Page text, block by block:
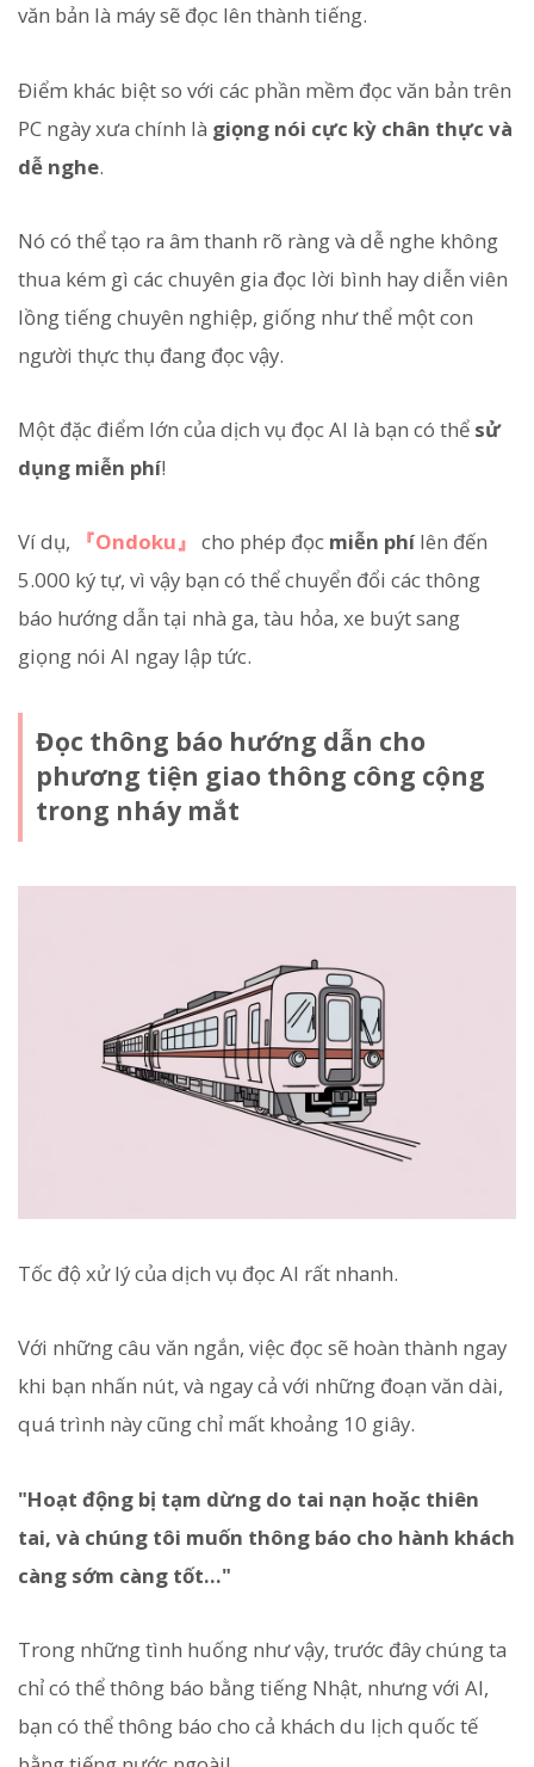
văn bản là máy sẽ đọc lên thành tiếng.
Điểm khác biệt so với các phần mềm đọc văn bản trên
PC ngày xưa chính là giọng nói cực kỳ chân thực và
dễ nghe.
Nó có thể tạo ra âm thanh rõ ràng và dễ nghe không
thua kém gì các chuyên gia đọc lời bình hay diễn viên
lồng tiếng chuyên nghiệp, giống như thể một con
người thực thụ đang đọc vậy.
Một đặc điểm lớn của dịch vụ đọc AI là bạn có thể sử
dụng miễn phí!
Ví dụ, 『Ondoku』 cho phép đọc miễn phílên đến
5.000 ký tự, vì vậy bạn có thể chuyển đổi các thông
báo hướng dẫn tại nhà ga, tàu hỏa, xe buýt sang
giọng nói AI ngay lập tức.
Đọc thông báo hướng dẫn cho
phương tiện giao thông công cộng
trong nháy mắt
Tốc độ xử lý của dịch vụ đọc AI rất nhanh.
Với những câu văn ngắn, việc đọc sẽ hoàn thành ngay
khi bạn nhấn nút, và ngay cả với những đoạn văn dài,
quá trình này cũng chỉ mất khoảng 10 giây.
"Hoạt động bị tạm dừng do tai nạn hoặc thiên
tai, và chúng tôi muốn thông báo cho hành khách
càng sớm càng tốt..."
Trong những tình huống như vậy, trước đây chúng ta
chỉ có thể thông báo bằng tiếng Nhật, nhưng với AI,
bạn có thể thông báo cho cả khách du lịch quốc tế